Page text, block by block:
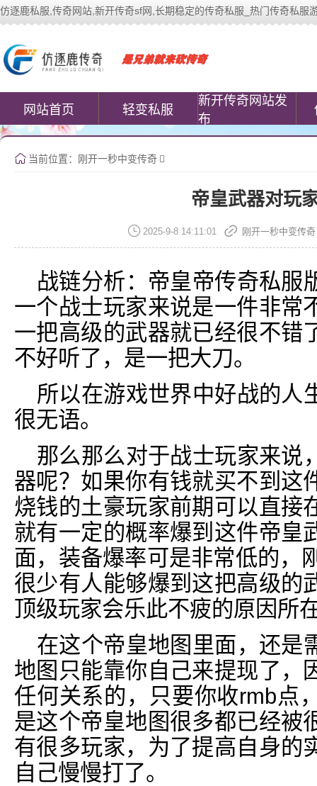
仿逐鹿私服,传奇网站,新开传奇sf网,长期稳定的传奇私服_热门传奇私服
网站首页 轻变私服
新开传奇网站发
布
当前位置： 刚开一秒中变传奇
帝皇武器对玩
2025-9-8 14:11:01 刚开一秒中变传奇
战链分析：帝皇帝传奇私服
一个战士玩家来说是一件非常
一把高级的武器就已经很不错
不好听了，是一把大刀。
所以在游戏世界中好战的人
很无语。
那么那么对于战士玩家来说
器呢？如果你有钱就买不到这
烧钱的土豪玩家前期可以直接
就有一定的概率爆到这件帝皇
面，装备爆率可是非常低的，
很少有人能够爆到这把高级的
顶级玩家会乐此不疲的原因所
在这个帝皇地图里面，还是
地图只能靠你自己来提现了，
任何关系的，只要你收rmb点
是这个帝皇地图很多都已经被
有很多玩家，为了提高自身的
自己慢慢打了。